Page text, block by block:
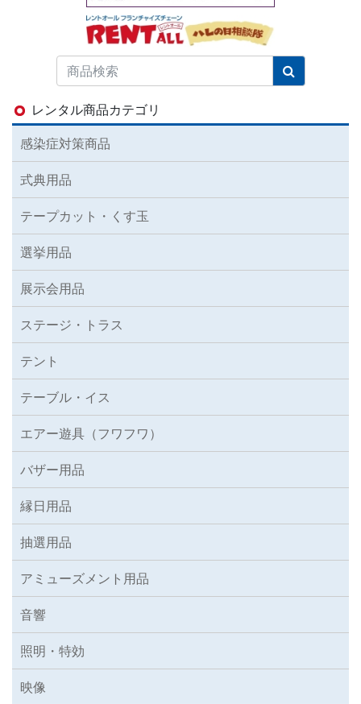
レンタル商品カテゴリ
感染症対策商品
式典用品
テープカット・くす玉
選挙用品
展示会用品
ステージ・トラス
テント
テーブル・イス
エアー遊具（フワフワ）
バザー用品
縁日用品
抽選用品
アミューズメント用品
音響
照明・特効
映像